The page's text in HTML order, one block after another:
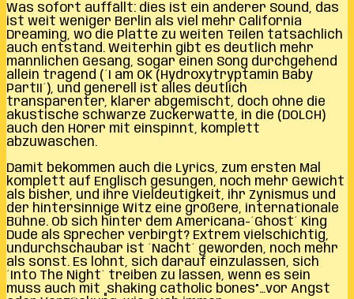
Was sofort auffällt: dies ist ein anderer Sound, das
ist weit weniger Berlin als viel mehr California
Dreaming, wo die Platte zu weiten Teilen tatsächlich
auch entstand. Weiterhin gibt es deutlich mehr
männlichen Gesang, sogar einen Song durchgehend
allein tragend (´I am OK (Hydroxytryptamin Baby
PartII´), und generell ist alles deutlich
transparenter, klarer abgemischt, doch ohne die
akustische schwarze Zuckerwatte, in die (DOLCH)
auch den Hörer mit einspinnt, komplett
abzuwaschen.
Damit bekommen auch die Lyrics, zum ersten Mal
komplett auf Englisch gesungen, noch mehr Gewicht
als bisher, und ihre Vieldeutigkeit, ihr Zynismus und
der hintersinnige Witz eine größere, internationale
Bühne. Ob sich hinter dem Americana-´Ghost´ King
Dude als Sprecher verbirgt? Extrem vielschichtig,
undurchschaubar ist ´Nacht´ geworden, noch mehr
als sonst. Es lohnt, sich darauf einzulassen, sich
´Into The Night´ treiben zu lassen, wenn es sein
muss auch mit „shaking catholic bones”…vor Angst